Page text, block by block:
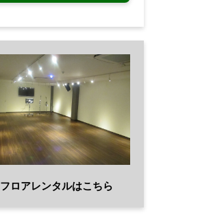
フロアレンタルはこちら